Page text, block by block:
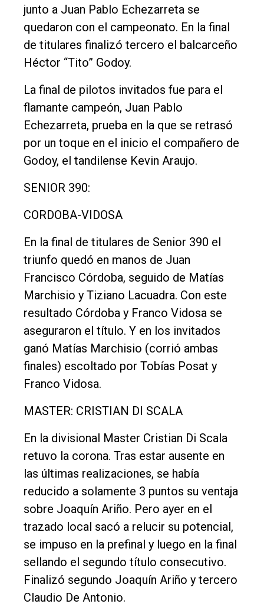
junto a Juan Pablo Echezarreta se
quedaron con el campeonato. En la final
de titulares finalizó tercero el balcarceño
Héctor “Tito” Godoy.
La final de pilotos invitados fue para el
flamante campeón, Juan Pablo
Echezarreta, prueba en la que se retrasó
por un toque en el inicio el compañero de
Godoy, el tandilense Kevin Araujo.
SENIOR 390:
CORDOBA-VIDOSA
En la final de titulares de Senior 390 el
triunfo quedó en manos de Juan
Francisco Córdoba, seguido de Matías
Marchisio y Tiziano Lacuadra. Con este
resultado Córdoba y Franco Vidosa se
aseguraron el título. Y en los invitados
ganó Matías Marchisio (corrió ambas
finales) escoltado por Tobías Posat y
Franco Vidosa.
MASTER: CRISTIAN DI SCALA
En la divisional Master Cristian Di Scala
retuvo la corona. Tras estar ausente en
las últimas realizaciones, se había
reducido a solamente 3 puntos su ventaja
sobre Joaquín Ariño. Pero ayer en el
trazado local sacó a relucir su potencial,
se impuso en la prefinal y luego en la final
sellando el segundo título consecutivo.
Finalizó segundo Joaquín Ariño y tercero
Claudio De Antonio.